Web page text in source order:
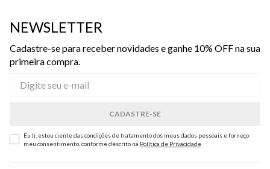
NEWSLETTER
Cadastre-se para receber novidades e ganhe 10% OFF na sua
primeira compra.
Eu li, estou ciente das condições de tratamento dos meus dados pessoais e forneço
meu consentimento, conforme descrito na Política de Privacidade